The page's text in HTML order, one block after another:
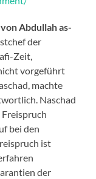
Abdullah as-
der
Zeit,
vorgeführt
machte
Naschad
bei den
ist
der